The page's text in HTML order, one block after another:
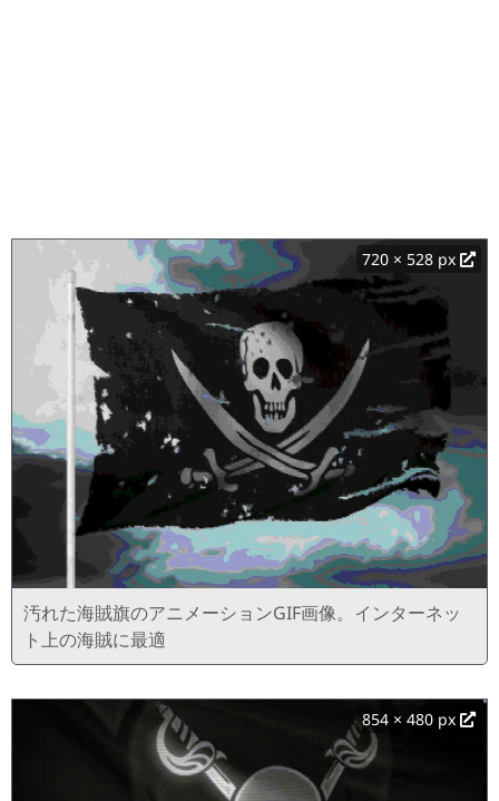
720 × 528 px
汚れた海賊旗のアニメーションGIF画像。インターネッ
ト上の海賊に最適
854 × 480 px